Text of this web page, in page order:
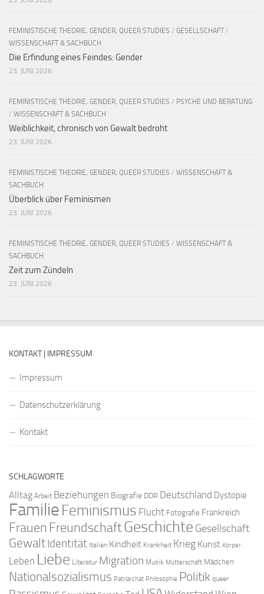
FEMINISTISCHE THEORIE, GENDER, QUEER STUDIES / GESELLSCHAFT /
WISSENSCHAFT & SACHBUCH
Die Erfindung eines Feindes: Gender
23. JUNI 2026
FEMINISTISCHE THEORIE, GENDER, QUEER STUDIES / PSYCHE UND BERATUNG
/ WISSENSCHAFT & SACHBUCH
Weiblichkeit, chronisch von Gewalt bedroht
23. JUNI 2026
FEMINISTISCHE THEORIE, GENDER, QUEER STUDIES / WISSENSCHAFT &
SACHBUCH
Überblick über Feminismen
23. JUNI 2026
FEMINISTISCHE THEORIE, GENDER, QUEER STUDIES / WISSENSCHAFT &
SACHBUCH
Zeit zum Zündeln
23. JUNI 2026
KONTAKT | IMPRESSUM
Impressum
Datenschutzerklärung
Kontakt
SCHLAGWORTE
Alltag Arbeit Beziehungen Biografie DDR Deutschland Dystopie
FamilieFeminismus Flucht Fotografie Frankreich
Frauen FreundschaftGeschichte Gesellschaft
GewaltIdentität Italien Kindheit Krankheit Krieg Kunst Körper
Leben Liebe Literatur Migration Musik Mutterschaft Mädchen
Nationalsozialismus Patriarchat Philosophie Politik queer